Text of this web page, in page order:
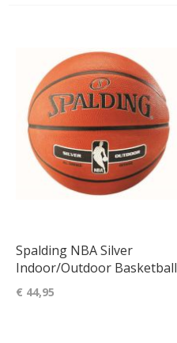
Spalding NBA Silver
Indoor/Outdoor Basketball
€ 44,95